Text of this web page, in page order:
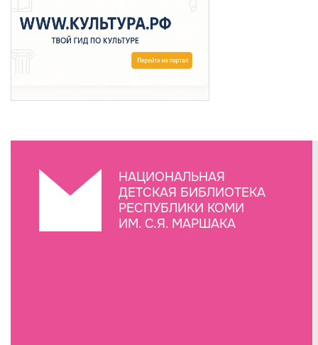
НАЦИОНАЛЬНАЯ
ДЕТСКАЯ БИБЛИОТЕКА
РЕСПУБЛИКИ КОМИ
ИМ. С.Я. МАРШАКА